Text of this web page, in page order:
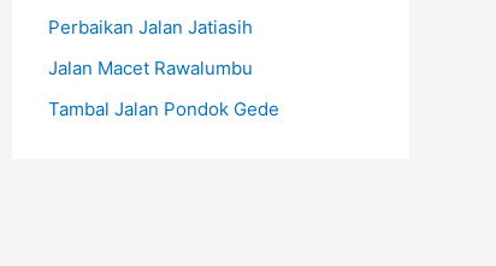
Perbaikan Jalan Jatiasih
Jalan Macet Rawalumbu
Tambal Jalan Pondok Gede